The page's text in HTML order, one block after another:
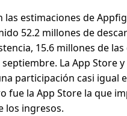
las estimaciones de
52.2 millones de
15.6 millones de las
La App Store
participación casi igual
fue la App Store la que
los ingresos.